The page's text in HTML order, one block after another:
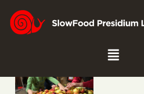
X. Opleiding
ambachtelijke